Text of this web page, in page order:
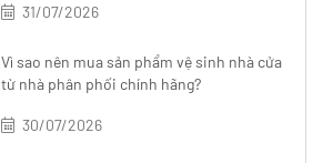
31/07/2026
Vì sao nên mua sản phẩm vệ sinh nhà cửa
từ nhà phân phối chính hãng?
30/07/2026